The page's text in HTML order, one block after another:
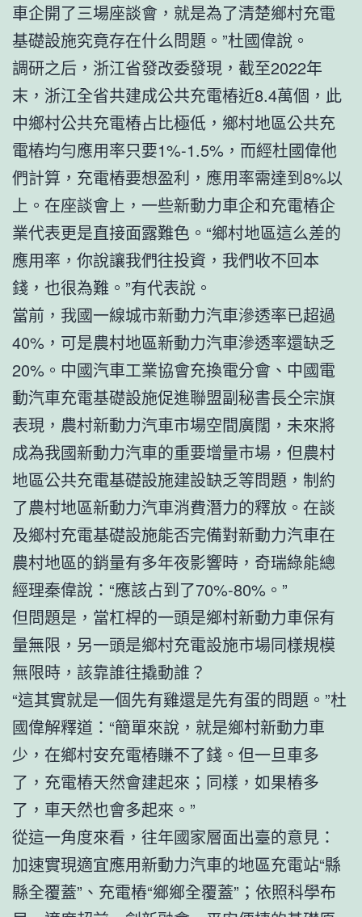
車企開了三場座談會，就是為了清楚鄉村充電
基礎設施究竟存在什么問題。”杜國偉說。
調研之后，浙江省發改委發現，截至2022年
末，浙江全省共建成公共充電樁近8.4萬個，此
中鄉村公共充電樁占比極低，鄉村地區公共充
電樁均勻應用率只要1%-1.5%，而經杜國偉他
們計算，充電樁要想盈利，應用率需達到8%以
上。在座談會上，一些新動力車企和充電樁企
業代表更是直接面露難色。“鄉村地區這么差的
應用率，你說讓我們往投資，我們收不回本
錢，也很為難。”有代表說。
當前，我國一線城市新動力汽車滲透率已超過
40%，可是農村地區新動力汽車滲透率還缺乏
20%。中國汽車工業協會充換電分會、中國電
動汽車充電基礎設施促進聯盟副秘書長仝宗旗
表現，農村新動力汽車市場空間廣闊，未來將
成為我國新動力汽車的重要增量市場，但農村
地區公共充電基礎設施建設缺乏等問題，制約
了農村地區新動力汽車消費潛力的釋放。在談
及鄉村充電基礎設施能否完備對新動力汽車在
農村地區的銷量有多年夜影響時，奇瑞綠能總
經理秦偉說：“應該占到了70%-80%。”
但問題是，當杠桿的一頭是鄉村新動力車保有
量無限，另一頭是鄉村充電設施市場同樣規模
無限時，該靠誰往撬動誰？
“這其實就是一個先有雞還是先有蛋的問題。”杜
國偉解釋道：“簡單來說，就是鄉村新動力車
少，在鄉村安充電樁賺不了錢。但一旦車多
了，充電樁天然會建起來；同樣，如果樁多
了，車天然也會多起來。”
從這一角度來看，往年國家層面出臺的意見：
加速實現適宜應用新動力汽車的地區充電站“縣
縣全覆蓋”、充電樁“鄉鄉全覆蓋”；依照科學布